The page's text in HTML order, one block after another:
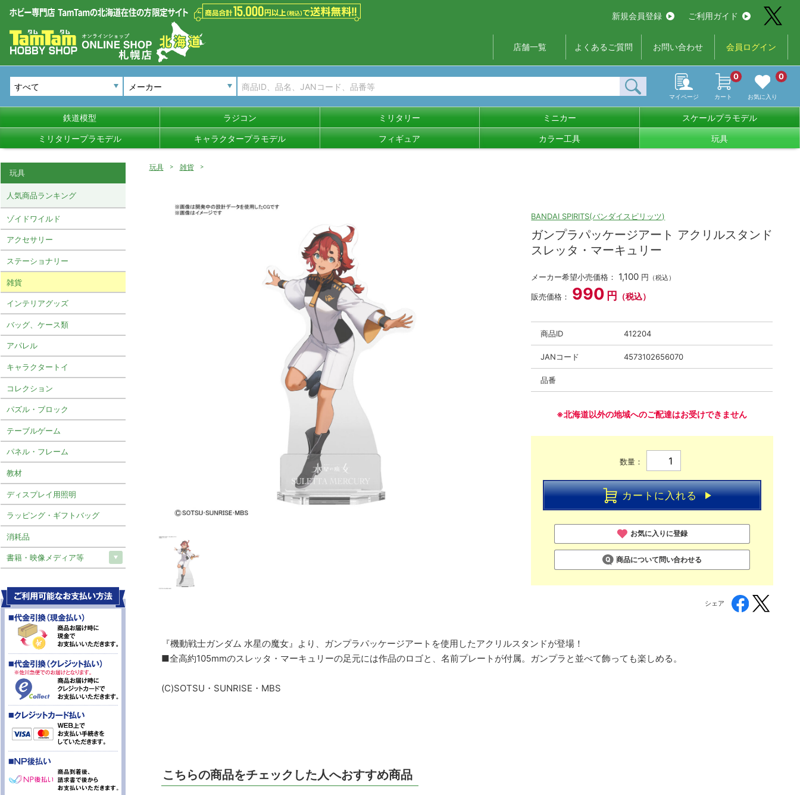
新規会員登録 ご利用ガイド
店舗一覧 よくあるご質問 お問い合わせ 会員ログイン
メーカー
マイページ カート
0
お気に入り
0
鉄道模型 ラジコン ミリタリー ミニカー スケールプラモデル
ミリタリープラモデル キャラクタープラモデル フィギュア カラー工具 玩具
玩具 雑貨
BANDAI SPIRITS(バンダイスピリッツ)
ガンプラパッケージアート アクリルスタンド
スレッタ・マーキュリー
メーカー希望小売価格： 1,100 円 （税込）
販売価格： 990 円 （税込）
商品ID 412204
JANコード 4573102656070
品番
※北海道以外の地域へのご配達はお受けできません
数量：
カートに入れる
お気に入りに登録
商品について問い合わせる
シェア
『機動戦士ガンダム 水星の魔女』より、ガンプラパッケージアートを使用したアクリルスタンドが登場！
■全高約105mmのスレッタ・マーキュリーの足元には作品のロゴと、名前プレートが付属。ガンプラと並べて飾っても楽しめる。
(C)SOTSU・SUNRISE・MBS
こちらの商品をチェックした人へおすすめ商品
玩具
人気商品ランキング
ゾイドワイルド
アクセサリー
ステーショナリー
雑貨
インテリアグッズ
バッグ、ケース類
アパレル
キャラクタートイ
コレクション
パズル・ブロック
テーブルゲーム
パネル・フレーム
教材
ディスプレイ用照明
ラッピング・ギフトバッグ
消耗品
書籍・映像メディア等